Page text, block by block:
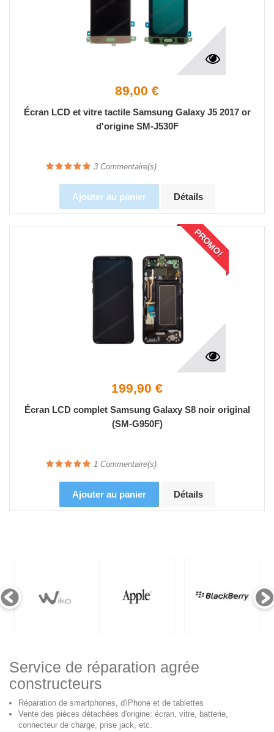
89,00 €
Écran LCD et vitre tactile Samsung Galaxy J5 2017 or
d'origine SM-J530F
3 Commentaire(s)
Ajouter au panier Détails
PROMO!
199,90 €
Écran LCD complet Samsung Galaxy S8 noir original
(SM-G950F)
1 Commentaire(s)
Ajouter au panier Détails
Service de réparation agrée
constructeurs
Réparation de smartphones, d'iPhone et de tablettes
Vente des pièces détachées d'origine: écran, vitre, batterie,
connecteur de charge, prise jack, etc.